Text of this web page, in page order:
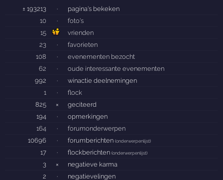
± 193213 ·
pagina's bekeken
10
·
foto's
15
vrienden
23
·
favorieten
108
·
evenementen bezocht
62
·
oude interessante evenementen
992
·
winactie deelnemingen
1
·
flock
825
×
geciteerd
194
·
opmerkingen
164
·
forumonderwerpen
10696
· forumberichten(onderwerpenlijst)
17 · flockberichten(onderwerpenlijst)
3 ×
negatieve karma
2
· negatievelingen